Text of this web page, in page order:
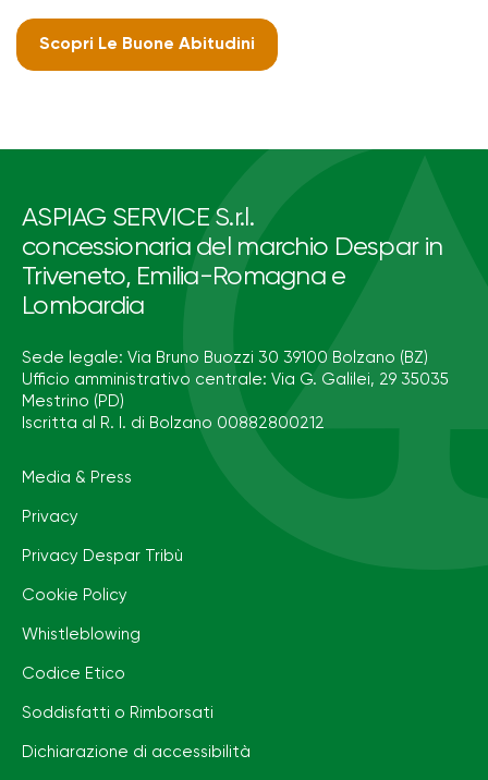
Scopri Le Buone Abitudini
ASPIAG SERVICE S.r.l.
concessionaria del marchio Despar in
Triveneto, Emilia-Romagna e
Lombardia
Sede legale: Via Bruno Buozzi 30 39100 Bolzano (BZ)
Ufficio amministrativo centrale: Via G. Galilei, 29 35035
Mestrino (PD)
Iscritta al R. I. di Bolzano 00882800212
Media & Press
Privacy
Privacy Despar Tribù
Cookie Policy
Whistleblowing
Codice Etico
Soddisfatti o Rimborsati
Dichiarazione di accessibilità